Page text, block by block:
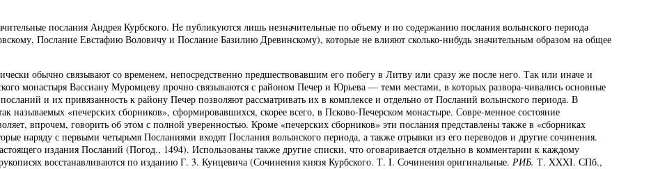
послания Андрея Курбского. He публикуются лишь незначительные по объему и по содержанию послания волынского периода
Послание Евстафию Воловичу и Послание Базилию Древинскому), которые не влияют сколько-нибудь значительным образом на общее
обычно связывают со временем, непосредственно предшествовавшим его побегу в Литву или сразу же после него. Так или иначе и
монастыря Вассиану Муромцеву прочно связываются с районом Печер и Юрьева — теми местами, в которых развора-чивались основные
и их привязанность к району Печер позволяют рассматривать их в комплексе и отдельно от Посланий волынского периода. В
называемых «печерских сборников», сформировавшихся, скорее всего, в Псково-Печерском монастыре. Совре-менное состояние
впрочем, говорить об этом с полной уверенностью. Кроме «печерских сборников» эти послания представлены также в «сборниках
наряду с первыми четырьмя Посланиями входят Послания волынского периода, а также отрывки из его переводов и другие сочинения.
издания Посланий (Погод., 1494). Использованы также другие списки, что оговаривается отдельно в комментарии к каждому
восстанавливаются по изданию Г. 3. Кунцевича (Сочинения князя Курбского. Т. I. Сочинения оригинальные. РИБ. Т. XXXI. СПб.,